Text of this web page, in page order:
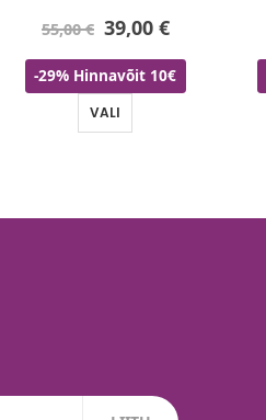
tumesinised-kohe laos
HIND- KIIRE TARNE
55,00€ 39,00 €
-29% Hinnavõit 10€
VALI